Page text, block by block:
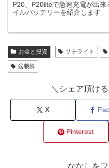
P20、P20liteで急速充電が出来
イルバッテリーを紹介します
お金と投資 サテライト
盆栽株
＼シェア頂け
X
Pinterest